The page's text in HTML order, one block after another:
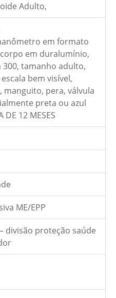
Adulto,
em formato
em duralumínio,
tamanho adulto,
bem visível,
pera, válvula
preta ou azul
DE 12 MESES
ME/EPP
divisão proteção saúde